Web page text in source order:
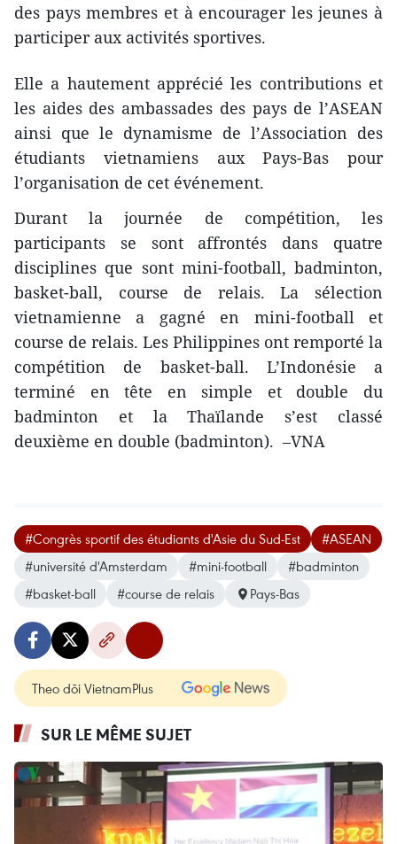
des pays membres et à encourager les jeunes à
participer aux activités sportives.
Elle a hautement apprécié les contributions et
les aides des ambassades des pays de l’ASEAN
ainsi que le dynamisme de l’Association des
étudiants vietnamiens aux Pays-Bas pour
l’organisation de cet événement.
Durant la journée de compétition, les
participants se sont affrontés dans quatre
disciplines que sont mini-football, badminton,
basket-ball, course de relais. La sélection
vietnamienne a gagné en mini-football et
course de relais. Les Philippines ont remporté la
compétition de basket-ball. L’Indonésie a
terminé en tête en simple et double du
badminton et la Thaïlande s’est classé
deuxième en double (badminton). –VNA
#Congrès sportif des étudiants d'Asie du Sud-Est
#ASEAN
#université d'Amsterdam
#mini-football
#badminton
#basket-ball
#course de relais Pays-Bas
Theo dõi VietnamPlus
SUR LE MÊME SUJET